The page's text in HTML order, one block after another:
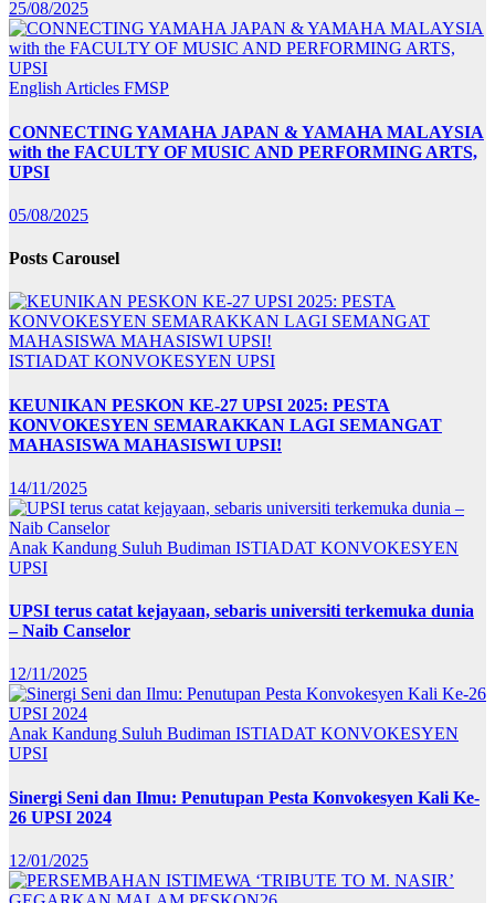
25/08/2025
English Articles FMSP
CONNECTING YAMAHA JAPAN & YAMAHA MALAYSIA
with the FACULTY OF MUSIC AND PERFORMING ARTS,
UPSI
05/08/2025
Posts Carousel
ISTIADAT KONVOKESYEN UPSI
KEUNIKAN PESKON KE-27 UPSI 2025: PESTA
KONVOKESYEN SEMARAKKAN LAGI SEMANGAT
MAHASISWA MAHASISWI UPSI!
14/11/2025
Anak Kandung Suluh Budiman ISTIADAT KONVOKESYEN
UPSI
UPSI terus catat kejayaan, sebaris universiti terkemuka dunia
– Naib Canselor
12/11/2025
Anak Kandung Suluh Budiman ISTIADAT KONVOKESYEN
UPSI
Sinergi Seni dan Ilmu: Penutupan Pesta Konvokesyen Kali Ke-
26 UPSI 2024
12/01/2025